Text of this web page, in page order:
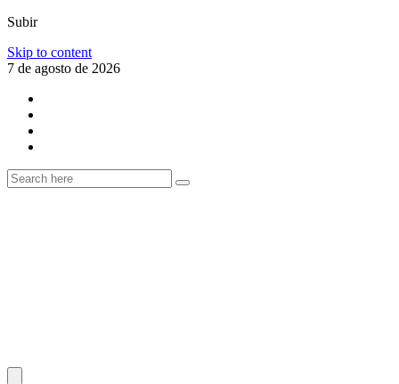
Subir
Skip to content
7 de agosto de 2026